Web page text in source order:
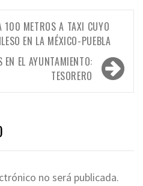
100 METROS A TAXI CUYO
EN LA MÉXICO-PUEBLA
EL AYUNTAMIENTO:
TESORERO
no será publicada.